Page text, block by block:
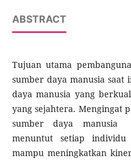
ABSTRACT
Tujuan utama
sumber daya manusia
daya manusia yang
yang sejahtera. Mengingat
sumber daya manusia
menuntut setiap
mampu meningkatkan